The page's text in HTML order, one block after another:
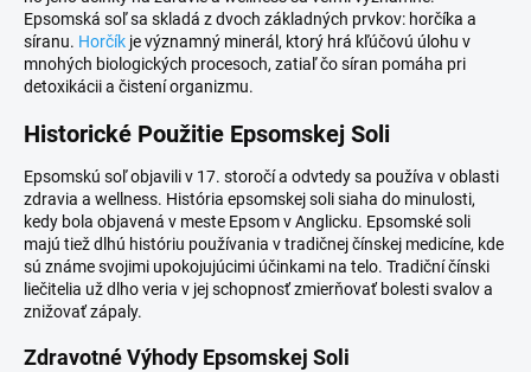
Epsomská soľ sa skladá z dvoch základných prvkov: horčíka a
síranu. Horčík je významný minerál, ktorý hrá kľúčovú úlohu v
mnohých biologických procesoch, zatiaľ čo síran pomáha pri
detoxikácii a čistení organizmu.
Historické Použitie Epsomskej Soli
Epsomskú soľ objavili v 17. storočí a odvtedy sa používa v oblasti
zdravia a wellness. História epsomskej soli siaha do minulosti,
kedy bola objavená v meste Epsom v Anglicku. Epsomské soli
majú tiež dlhú históriu používania v tradičnej čínskej medicíne, kde
sú známe svojimi upokojujúcimi účinkami na telo. Tradiční čínski
liečitelia už dlho veria v jej schopnosť zmierňovať bolesti svalov a
znižovať zápaly.
Zdravotné Výhody Epsomskej Soli